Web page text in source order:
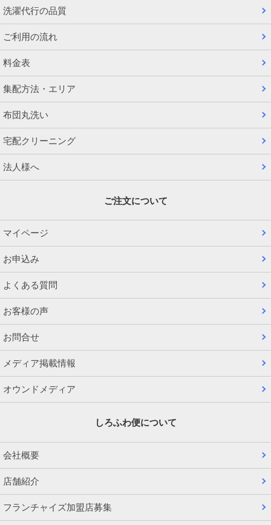
洗濯代行の品質
ご利用の流れ
料金表
集配方法・エリア
布団丸洗い
宅配クリーニング
法人様へ
ご注文について
マイページ
お申込み
よくある質問
お客様の声
お問合せ
メディア掲載情報
オウンドメディア
しろふわ便について
会社概要
店舗紹介
フランチャイズ加盟店募集